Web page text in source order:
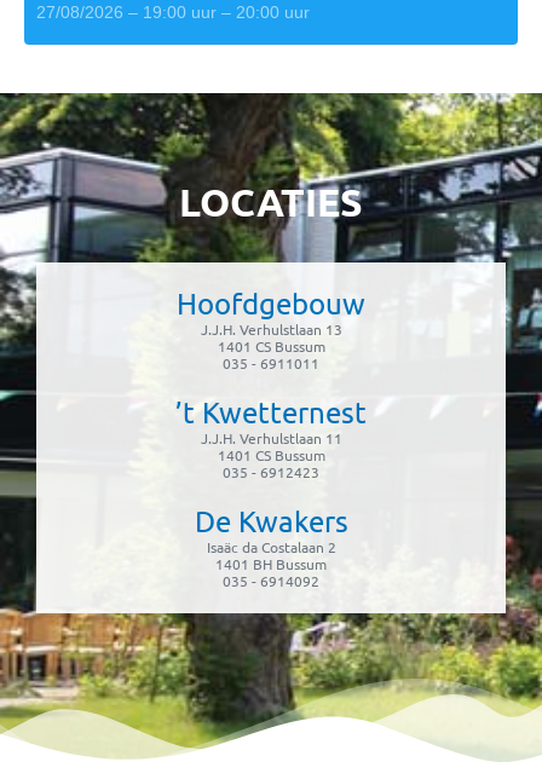
27/08/2026 – 19:00 uur – 20:00 uur
LOCATIES
Hoofdgebouw
J.J.H. Verhulstlaan 13
1401 CS Bussum
035 - 6911011
’t Kwetternest
J.J.H. Verhulstlaan 11
1401 CS Bussum
035 - 6912423
De Kwakers
Isaäc da Costalaan 2
1401 BH Bussum
035 - 6914092